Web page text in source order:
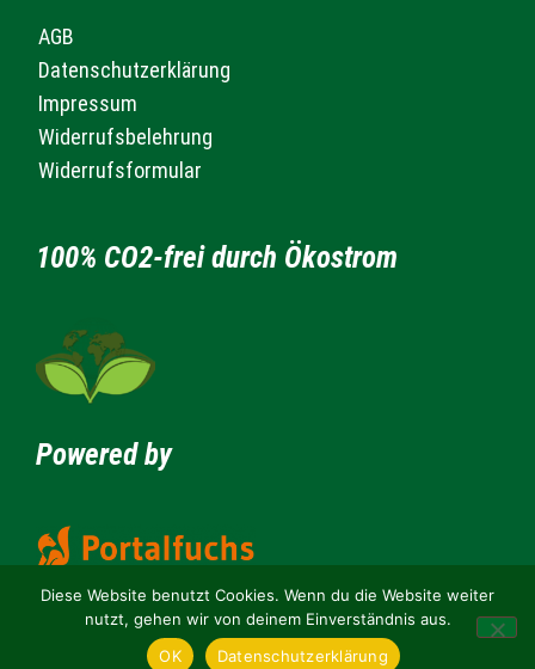
AGB
Datenschutzerklärung
Impressum
Widerrufsbelehrung
Widerrufsformular
100% CO2-frei durch Ökostrom
Powered by
Diese Website benutzt Cookies. Wenn du die Website weiter
nutzt, gehen wir von deinem Einverständnis aus.
OK
Datenschutzerklärung